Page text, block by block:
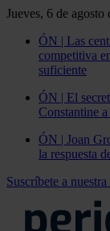
Jueves, 6 de agosto
ÓN | Las
competitiva
suficiente
ÓN | El
Constantine
ÓN | Joan
la respuesta
Suscríbete a